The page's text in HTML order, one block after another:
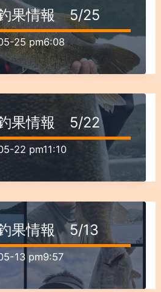
果情報 5/25
25 pm6:08
果情報 5/22
22 pm11:10
果情報 5/13
13 pm9:57